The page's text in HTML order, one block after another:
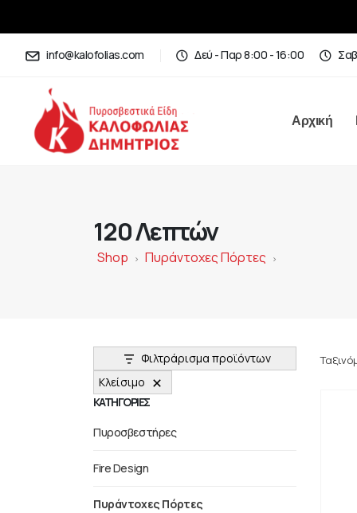
info@kalofolias.com Δεύ - Παρ 8:00 - 16:00
Αρχική
120 Λεπτών
Shop > Πυράντοχες Πόρτες >
Φιλτράρισμα προϊόντων
Κλείσιμο
ΚΑΤΗΓΟΡΙΕΣ
Πυροσβεστήρες
Fire Design
Πυράντοχες Πόρτες